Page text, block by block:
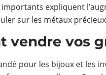
importants expliquent
sur les métaux
vendre vos
pour les bijoux et les